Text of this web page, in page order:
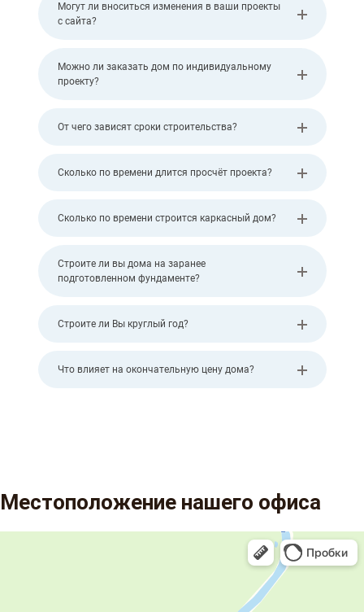
Могут ли вноситься изменения в ваши проекты
с сайта?
Можно ли заказать дом по индивидуальному
проекту?
От чего зависят сроки строительства?
Сколько по времени длится просчёт проекта?
Сколько по времени строится каркасный дом?
Строите ли вы дома на заранее
подготовленном фундаменте?
Строите ли Вы круглый год?
Что влияет на окончательную цену дома?
Местоположение нашего офиса